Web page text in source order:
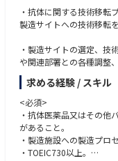
■IT統制から情報セキュ
特定の認証制度や監査対
マネジメント、インシ
育・啓発など、相互に関
制活動による監視・評価
統制活動の設計や情報セ
も担っていただきます。
がミッションとして存在し
個別の統制活動を点とし
仕組みづくりの経験を得ら
■事業スピードとリスク
■全社共通の業務基盤・
部門ごとに個別最適化さ
る業務基盤や基幹システ
を推進します。
■既存システム・SaaS
既存の情報システムや
システムの統合、廃止、
を策定し、段階的な移行
■データ活用・経営管理
全社共通の業務基盤・基
・抗体に関する技術移転
製造サイトへの技術移転
・製造サイトの選定、技
や関連部署との各種調整
制を構築する。
＜入社後のキャリアパス＞
・バイオ医薬品の製造プ
証、薬事、CMCマネージ
就く機会がある
求める経験 / スキル
<必須>
・抗体医薬品又はその他
があること。
・製造施設への製造プロ
・TOEIC730以上。